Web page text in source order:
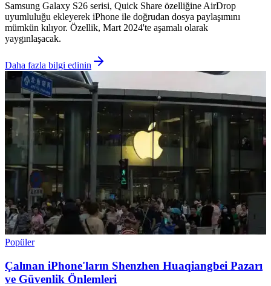
Samsung Galaxy S26 serisi, Quick Share özelliğine AirDrop
uyumluluğu ekleyerek iPhone ile doğrudan dosya paylaşımını
mümkün kılıyor. Özellik, Mart 2024'te aşamalı olarak
yaygınlaşacak.
Daha fazla bilgi edinin
Popüler
Çalınan iPhone'ların Shenzhen Huaqiangbei Pazarı
ve Güvenlik Önlemleri